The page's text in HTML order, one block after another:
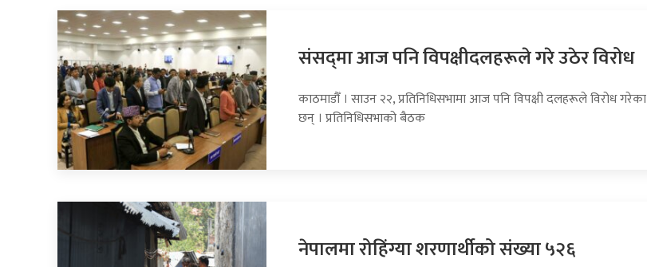
संसद्‍मा आज पनि विपक्षीदलहरूले गरे उठेर विरोध
काठमाडौँ । साउन २२, प्रतिनिधिसभामा आज पनि विपक्षी दलहरूले विरोध गरेका
छन् । प्रतिनिधिसभाको बैठक
नेपालमा रोहिंग्या शरणार्थीको संख्या ५२६